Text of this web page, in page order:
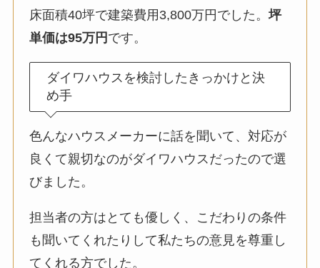
床面積40坪で建築費用3,800万円でした。坪
単価は95万円 です。
ダイワハウスを検討したきっかけと決
め手
色んなハウスメーカーに話を聞いて、対応が
良くて親切なのがダイワハウスだったので選
びました。
担当者の方はとても優しく、こだわりの条件
も聞いてくれたりして私たちの意見を尊重し
てくれる方でした。